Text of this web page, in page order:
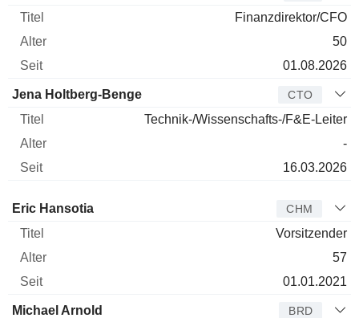
Finanzdirektor/CFO
50
01.08.2026
Jena Holtberg-Benge CTO
Technik-/Wissenschafts-/F&E-Leiter
-
16.03.2026
Verwaltungsratsmitglied
Eric Hansotia CHM
Vorsitzender
57
01.01.2021
Michael Arnold BRD